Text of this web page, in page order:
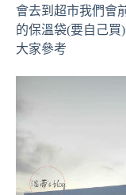
會去到超市我們會
的保溫袋(要自己
大家參考